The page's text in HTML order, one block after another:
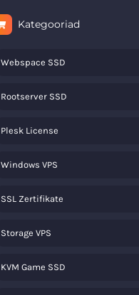
Kategooriad
Webspace SSD
Rootserver SSD
Plesk License
Windows VPS
SSL Zertifikate
Storage VPS
KVM Game SSD